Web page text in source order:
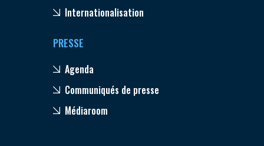
Internationalisation
PRESSE
Agenda
Communiqués de presse
Médiaroom